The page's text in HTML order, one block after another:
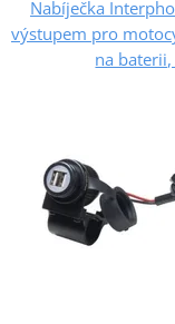
Nabíječka
výstupem pro
na baterii,